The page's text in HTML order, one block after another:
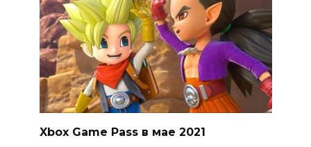
Xbox Game Pass в мае 2021